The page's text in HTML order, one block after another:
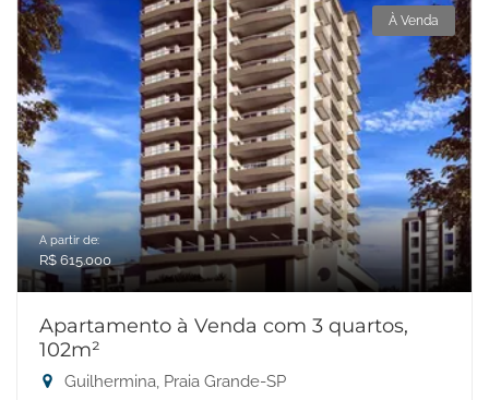
À Venda
A partir de:
R$ 615.000
Apartamento à Venda com 3 quartos,
102m²
Guilhermina, Praia Grande-SP